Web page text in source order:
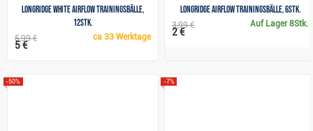
Longridge White Airflow Trainingsbälle,
12Stk.
ca33 Werktage
5,99 €
5 €
Longridge Airflow Trainingsbälle, 6Stk.
Auf Lager8Stk.
3,99 €
2 €
-50% -7%